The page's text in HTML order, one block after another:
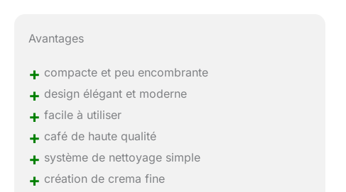
Avantages
+ compacte et peu encombrante
+ design élégant et moderne
+ facile à utiliser
+ café de haute qualité
+ système de nettoyage simple
+ création de crema fine